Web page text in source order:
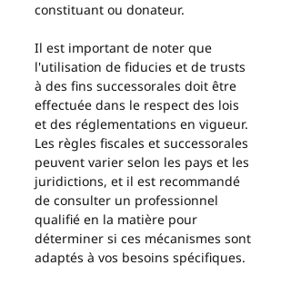
constituant ou donateur.
Il est important de noter que
l'utilisation de fiducies et de trusts
à des fins successorales doit être
effectuée dans le respect des lois
et des réglementations en vigueur.
Les règles fiscales et successorales
peuvent varier selon les pays et les
juridictions, et il est recommandé
de consulter un professionnel
qualifié en la matière pour
déterminer si ces mécanismes sont
adaptés à vos besoins spécifiques.